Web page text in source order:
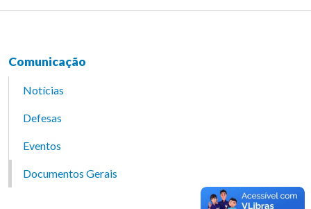
Comunicação
Notícias
Defesas
Eventos
Documentos Gerais